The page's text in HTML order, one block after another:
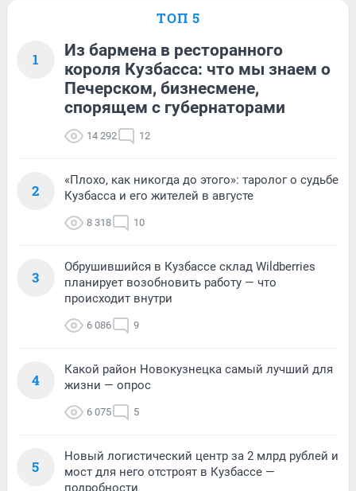
ТОП 5
1
Из бармена в ресторанного
короля Кузбасса: что мы знаем о
Печерском, бизнесмене,
спорящем с губернаторами
14 292 12
2
«Плохо, как никогда до этого»: таролог о судьбе
Кузбасса и его жителей в августе
8 318 10
3
Обрушившийся в Кузбассе склад Wildberries
планирует возобновить работу — что
происходит внутри
6 086 9
4
Какой район Новокузнецка самый лучший для
жизни — опрос
6 075 5
5
Новый логистический центр за 2 млрд рублей и
мост для него отстроят в Кузбассе —
подробности